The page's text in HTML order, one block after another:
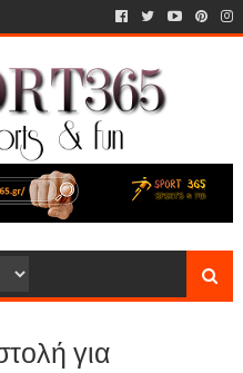
για